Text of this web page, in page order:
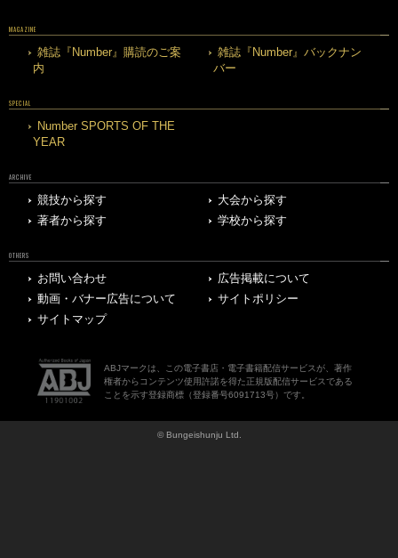
MAGAZINE
雑誌『Number』購読のご案
内
雑誌『Number』バックナン
バー
SPECIAL
Number SPORTS OF THE
YEAR
ARCHIVE
競技から探す
大会から探す
著者から探す
学校から探す
OTHERS
お問い合わせ
広告掲載について
動画・バナー広告について
サイトポリシー
サイトマップ
ABJマークは、この電子書店・電子書籍配信サービスが、著作
権者からコンテンツ使用許諾を得た正規版配信サービスである
ことを示す登録商標（登録番号6091713号）です。
© Bungeishunju Ltd.